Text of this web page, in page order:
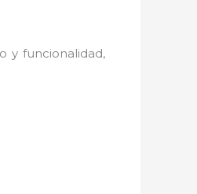
y funcionalidad,